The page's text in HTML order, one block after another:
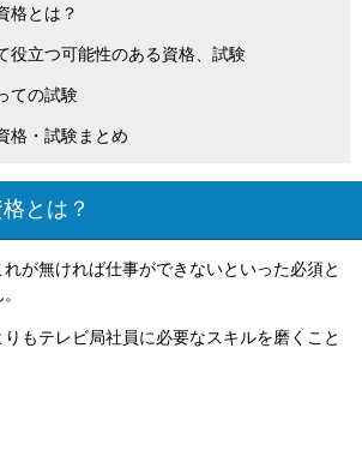
格とは？
役立つ可能性のある資格、試験
ての試験
格・試験まとめ
とは？
が無ければ仕事ができないといった必須と
もテレビ局社員に必要なスキルを磨くこと